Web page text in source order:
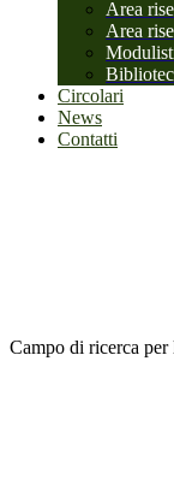
Area
Area
Circolari
News
Contatti
Campo di ricerca per